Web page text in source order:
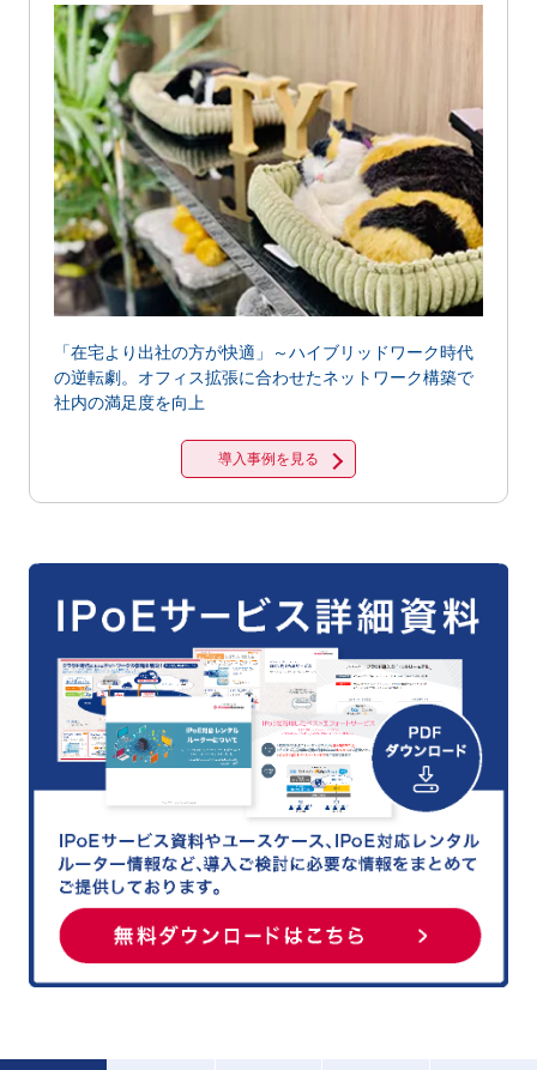
「在宅より出社の方が快適」～ハイブリッドワーク時代
の逆転劇。オフィス拡張に合わせたネットワーク構築で
社内の満足度を向上
導入事例を見る